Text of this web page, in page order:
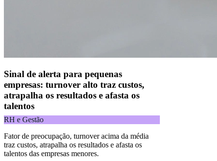
Sinal de alerta para pequenas
empresas: turnover alto traz custos,
atrapalha os resultados e afasta os
talentos
RH e Gestão
Fator de preocupação, turnover acima da média
traz custos, atrapalha os resultados e afasta os
talentos das empresas menores.